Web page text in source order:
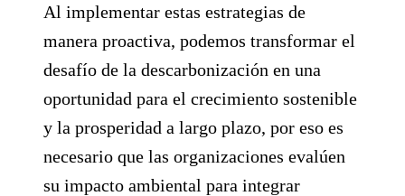
Al implementar estas estrategias de
manera proactiva, podemos transformar el
desafío de la descarbonización en una
oportunidad para el crecimiento sostenible
y la prosperidad a largo plazo, por eso es
necesario que las organizaciones evalúen
su impacto ambiental para integrar